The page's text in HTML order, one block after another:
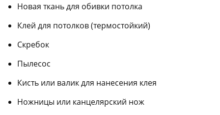
Новая ткань для обивки потолка
Клей для потолков (термостойкий)
Скребок
Пылесос
Кисть или валик для нанесения клея
Ножницы или канцелярский нож